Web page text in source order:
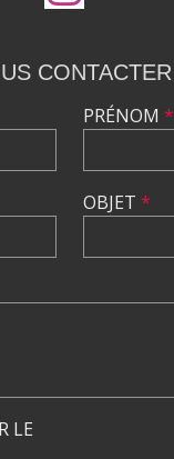
CONTACTER
PRÉNOM *
OBJET *
LE